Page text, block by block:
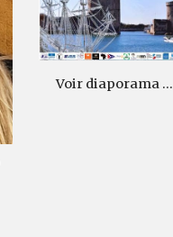
Voir diaporama ...